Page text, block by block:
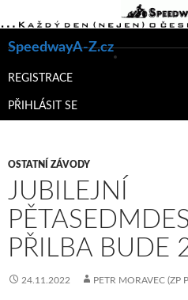
SpeedwayA-Z.cz
K
WEBU
REGISTRACE
PŘIHLÁSIT SE
OSTATNÍ ZÁVODY
JUBILEJNÍ
PŘILBA BUDE
24.11.2022 PETR MORAVEC (ZP